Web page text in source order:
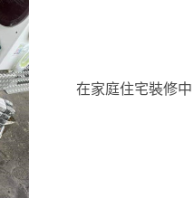
在家庭住宅裝修中